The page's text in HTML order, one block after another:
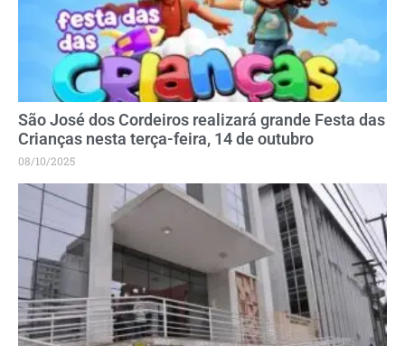
São José dos Cordeiros realizará grande Festa das
Crianças nesta terça-feira, 14 de outubro
08/10/2025